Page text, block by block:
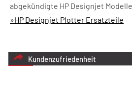
abgekündigte HP Designjet
»HP Designjet Plotter Ersatzteile
Kundenzufriedenheit